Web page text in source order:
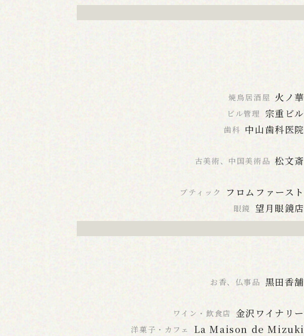
焼鳥居酒屋 火ノ華
ビル管理 宗重ビル
歯科 中山歯科医院
古美術、中国美術品 松文斎
ブティック フロムファースト
眼鏡 望月眼鏡店
お香、仏事品 黒田香舗
ワイン・飲食店 金沢ワイナリー
洋菓子・カフェ La Maison de Mizuki